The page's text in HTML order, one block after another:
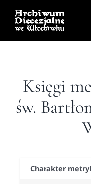
Skip
content
Księgi
św.
Charakter